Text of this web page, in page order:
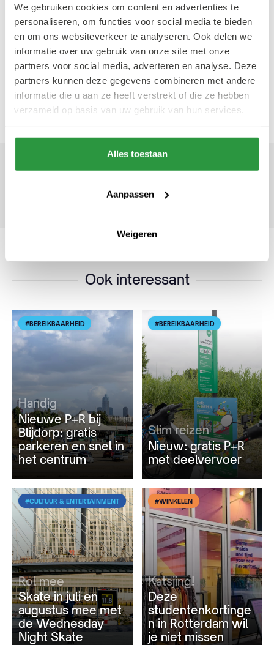
We gebruiken cookies om content en advertenties te
personaliseren, om functies voor social media te bieden
en om ons websiteverkeer te analyseren. Ook delen we
informatie over uw gebruik van onze site met onze
partners voor social media, adverteren en analyse. Deze
partners kunnen deze gegevens combineren met andere
informatie die u aan ze heeft verstrekt of die ze hebben
verzameld op basis van uw gebruik van hun services.
Alles toestaan
Aanpassen
Weigeren
Zaterdag 31 december 2022: winkels
geopend tot 18.00 uur
Zondag 1 januari 2023: gesloten
Geschreven door Mathilde
Simon
16 november 2022
Ook interessant
#BEREIKBAARHEID
Handig
Nieuwe P+R bij
Blijdorp: gratis
parkeren en snel in
het centrum
#BEREIKBAARHEID
Slim reizen
Nieuw: gratis P+R
met deelvervoer
#CULTUUR & ENTERTAINMENT
Rol mee
Skate in juli en
augustus mee met
de Wednesday
Night Skate
#WINKELEN
Katsjing!
Deze
studentenkortinge
n in Rotterdam wil
je niet missen